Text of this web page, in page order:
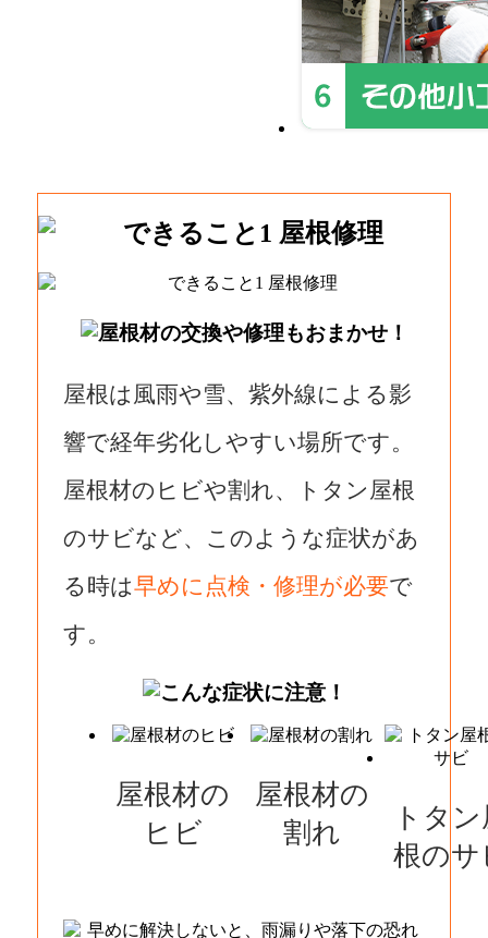
屋根は風雨や雪、紫外線による影
響で経年劣化しやすい場所です。
屋根材のヒビや割れ、トタン屋根
のサビなど、このような症状があ
る時は早めに点検・修理が必要で
す。
屋根材の
ヒビ
屋根材の
割れ
トタ
根のサ